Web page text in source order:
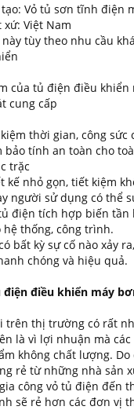
Vỏ tủ sơn tĩnh điện
Việt Nam
tùy theo nhu cầu
của tủ điện điều khiển
cung cấp
thời gian, công sức
tính an toàn cho
trặc
nhỏ gọn, tiết kiệm
người sử dụng có thể
điện tích hợp biến tần
hệ thống, công trình.
bất kỳ sự cố nào xảy
chóng và hiệu quả.
điện điều khiển máy
trên thị trường có rất
là vì lợi nhuận mà
không chất lượng.
rẻ từ những nhà sản
công vỏ tủ điện đến
sẽ rẻ hơn các đơn vị